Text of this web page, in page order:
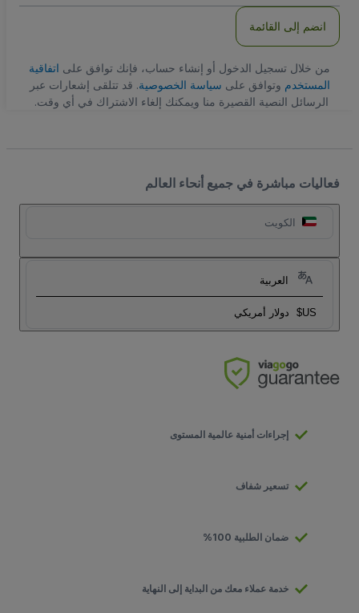
انضم إلى القائمة
من خلال تسجيل الدخول أو إنشاء حساب، فإنك توافق على اتفاقية
المستخدم وتوافق على سياسة الخصوصية. قد تتلقى إشعارات عبر
الرسائل النصية القصيرة منا ويمكنك إلغاء الاشتراك في أي وقت.
فعاليات مباشرة في جميع أنحاء العالم
الكويت
العربية
US$ دولار أمريكي
إجراءات أمنية عالمية المستوى
تسعير شفاف
ضمان الطلبية 100%
خدمة عملاء معك من البداية إلى النهاية